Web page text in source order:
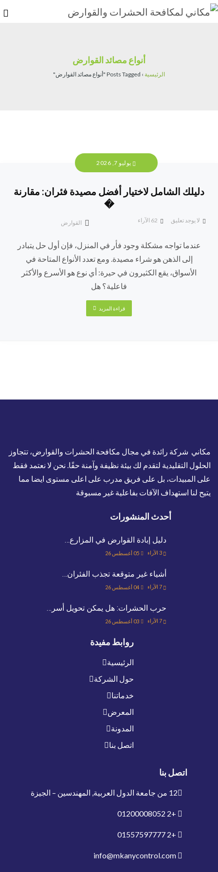
أنواع مصائد القوارض
الرئيسية › Posts Tagged "أنواع مصائد القوارض"
يوليو 7, 2026
دليلك الشامل لاختيار أفضل مصيدة فئران: مقارنة
�
القوارض لا يوجد تعليق الآراء
عندما تواجه مشكلة وجود فأر في المنزل، فإن أول حل يتبادر
إلى الذهن هو شراء مصيدة. ومع تعدد الأنواع المتاحة في
الأسواق، يقع الكثيرون في حيرة: أي نوع هو الأسرع والأكثر
فاعلية؟ هل
قراءة المزيد
مكاني شركة رائدة في مجال مكافحة الحشرات والقوارض، تتجاوز
الحلول التقليدية لتقدم لك بيئة نظيفة وآمنة حقًا. نحن لا نعتمد فقط
على المبيدات، بل على فريق مدرب على اعلى مستوى ايضا مما
يتيح لنا استهداف الآفات بفاعلية غير مسبوقة
أحدث المنشورات
دليل إبادة القوارض في المزارع…
05 أغسطس 26 الآراء
أشياء غير متوقعة تجذب الفئران…
04 أغسطس 26 الآراء
حرب الحشرات: هل يمكن تحويل أسر…
03 أغسطس 26 الآراء
روابط مفيدة
الرئيسية
حول الشركة
خدماتنا
المعرض
المدونة
اتصل بنا
اتصل بنا
12 من جامعة الدول العربية, المهندسين – الجيزة
+2
01200008052
+2
01557597777